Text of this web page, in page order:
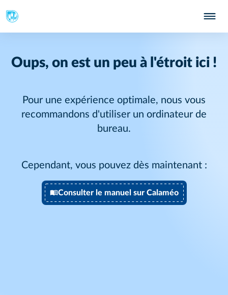
Oups, on est un peu à l'étroit ici !
Pour une expérience optimale, nous vous
recommandons d'utiliser un ordinateur de
bureau.
Cependant, vous pouvez dès maintenant :
Consulter le manuel sur Calaméo